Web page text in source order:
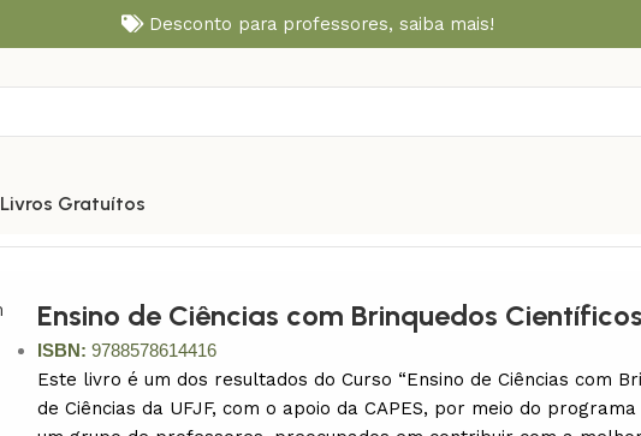
Desconto para professores, saiba mais!
Livros Gratuítos
Ensino de Ciências com Brinquedos Científicos
ISBN: 9788578614416
Este livro é um dos resultados do Curso “Ensino de Ciências com
de Ciências da UFJF, com o apoio da CAPES, por meio do